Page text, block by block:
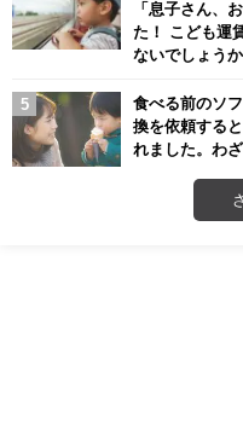
「息子さん、
た！ こども運
ないでしょう
食べる前のソ
換を依頼する
れました。わ